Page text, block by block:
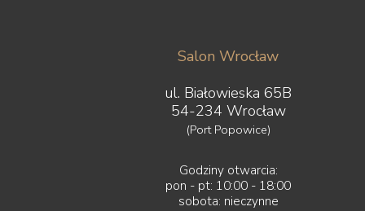
Salon Wrocław
ul. Białowieska 65B
54-234 Wrocław
(Port Popowice)
Godziny otwarcia:
pon - pt: 10:00 - 18:00
sobota: nieczynne